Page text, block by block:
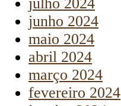
junho 2024
maio 2024
abril 2024
março 2024
fevereiro 2024